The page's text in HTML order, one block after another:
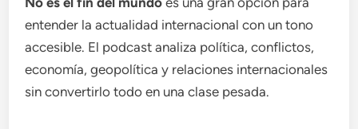
entender la actualidad internacional con un tono
accesible. El podcast analiza política, conflictos,
economía, geopolítica y relaciones internacionales
sin convertirlo todo en una clase pesada.